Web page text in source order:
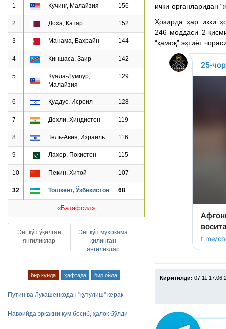
1 Кучинг, Малайзия 156
2 Доҳа, Қатар 152
3 Манама, Баҳрайн 144
4 Киншаса, Заир 142
5
Куала-Лумпур,
Малайзия
129
6 Қуддус, Исроил 128
7 Деҳли, Ҳиндистон 119
8 Тель-Авив, Израиль 116
9 Лаҳор, Покистон 115
10 Пекин, Хитой 107
32 Тошкент, Ўзбекистон 68
«Батафсил»
Энг кўп ўқилган
янгиликлар
Энг кўп муҳокама
қилинган
янгиликлар
бир кунда ҳафтада бир ойда
Путин ва Лукашенкодан "қутулиш" керак
Навоийда эркакни қум босиб, ҳалок бўлди
ички органларидан
Ҳозирда ҳар икки
246-моддаси 2-
“қамоқ” эҳтиёт
Киритилди: 07:11